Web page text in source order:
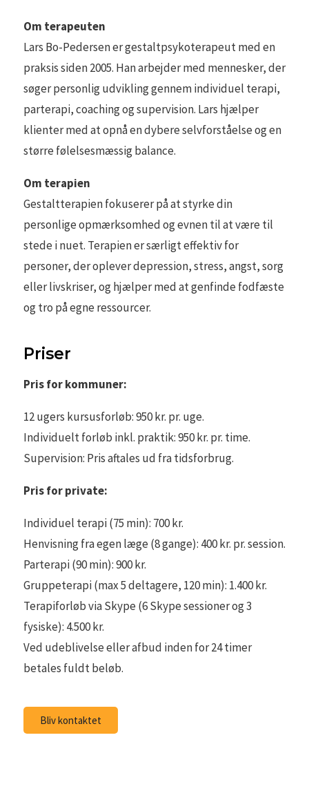
Om terapeuten
Lars Bo-Pedersen er gestaltpsykoterapeut med en
praksis siden 2005. Han arbejder med mennesker, der
søger personlig udvikling gennem individuel terapi,
parterapi, coaching og supervision. Lars hjælper
klienter med at opnå en dybere selvforståelse og en
større følelsesmæssig balance.
Om terapien
Gestaltterapien fokuserer på at styrke din
personlige opmærksomhed og evnen til at være til
stede i nuet. Terapien er særligt effektiv for
personer, der oplever depression, stress, angst, sorg
eller livskriser, og hjælper med at genfinde fodfæste
og tro på egne ressourcer.
Priser
Pris for kommuner:
12 ugers kursusforløb: 950 kr. pr. uge.
Individuelt forløb inkl. praktik: 950 kr. pr. time.
Supervision: Pris aftales ud fra tidsforbrug.
Pris for private:
Individuel terapi (75 min): 700 kr.
Henvisning fra egen læge (8 gange): 400 kr. pr. session.
Parterapi (90 min): 900 kr.
Gruppeterapi (max 5 deltagere, 120 min): 1.400 kr.
Terapiforløb via Skype (6 Skype sessioner og 3
fysiske): 4.500 kr.
Ved udeblivelse eller afbud inden for 24 timer
betales fuldt beløb.
Bliv kontaktet